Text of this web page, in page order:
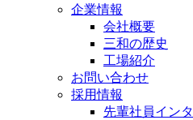
企業情報
会社概要
三和の歴史
工場紹介
お問い合わせ
採用情報
先輩社員イン